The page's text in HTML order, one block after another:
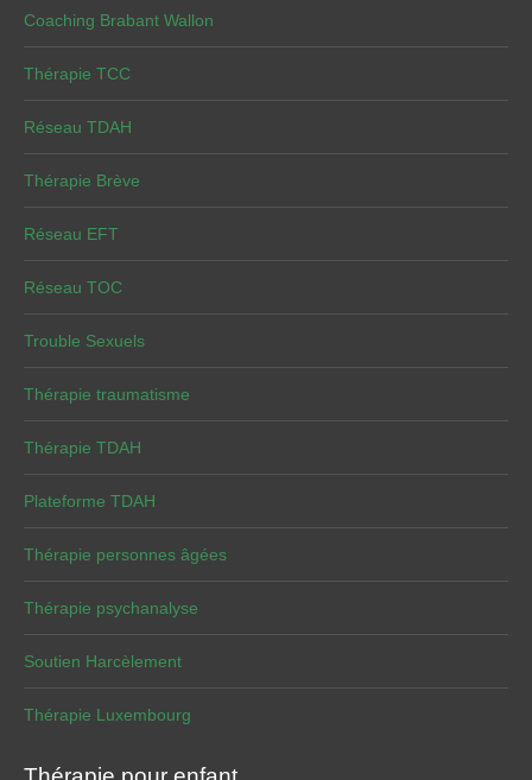
Coaching Brabant Wallon
Thérapie TCC
Réseau TDAH
Thérapie Brève
Réseau EFT
Réseau TOC
Trouble Sexuels
Thérapie traumatisme
Thérapie TDAH
Plateforme TDAH
Thérapie personnes âgées
Thérapie psychanalyse
Soutien Harcèlement
Thérapie Luxembourg